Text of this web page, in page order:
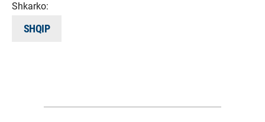
Shkarko:
SHQIP